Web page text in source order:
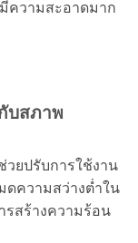
ความสะอาดมาก
บสภาพ
ยปรับการใช้งาน
ดความสว่างต่ำใน
รสร้างความร้อน